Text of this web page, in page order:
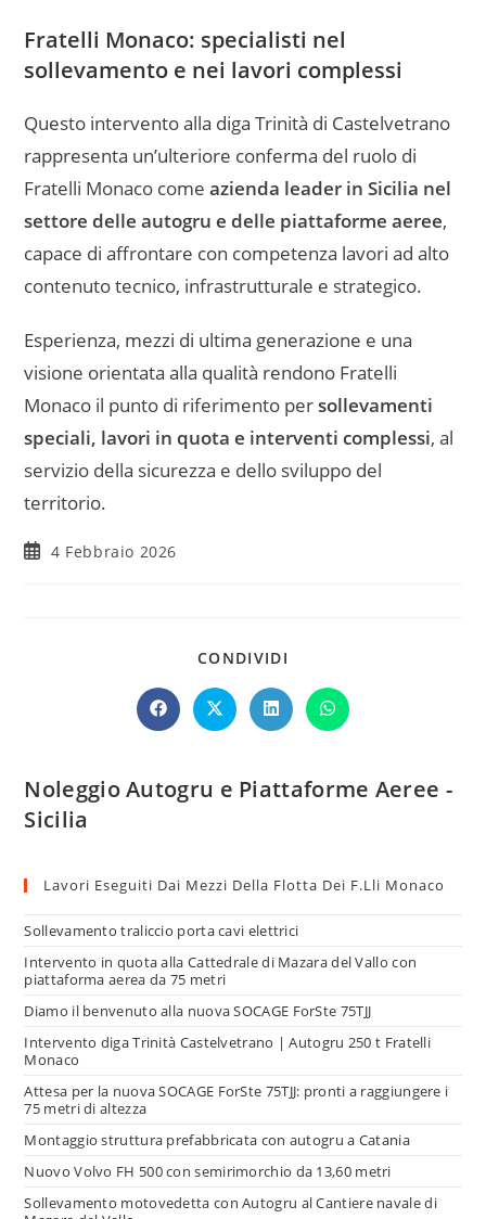
Fratelli Monaco: specialisti nel
sollevamento e nei lavori complessi
Questo intervento alla diga Trinità di Castelvetrano
rappresenta un’ulteriore conferma del ruolo di
Fratelli Monaco comeazienda leader in Sicilia nel
settore delle autogru e delle piattaforme aeree,
capace di affrontare con competenza lavori ad alto
contenuto tecnico, infrastrutturale e strategico.
Esperienza, mezzi di ultima generazione e una
visione orientata alla qualità rendono Fratelli
Monaco il punto di riferimento persollevamenti
speciali, lavori in quota e interventi complessi, al
servizio della sicurezza e dello sviluppo del
territorio.
4 Febbraio 2026
CONDIVIDI
Noleggio Autogru e Piattaforme Aeree -
Sicilia
Lavori Eseguiti Dai Mezzi Della Flotta Dei F.lli Monaco
Sollevamento traliccio porta cavi elettrici
Intervento in quota alla Cattedrale di Mazara del Vallo con
piattaforma aerea da 75 metri
Diamo il benvenuto alla nuova SOCAGE ForSte 75TJJ
Intervento diga Trinità Castelvetrano | Autogru 250 t Fratelli
Monaco
Attesa per la nuova SOCAGE ForSte 75TJJ: pronti a raggiungere i
75 metri di altezza
Montaggio struttura prefabbricata con autogru a Catania
Nuovo Volvo FH 500 con semirimorchio da 13,60 metri
Sollevamento motovedetta con Autogru al Cantiere navale di